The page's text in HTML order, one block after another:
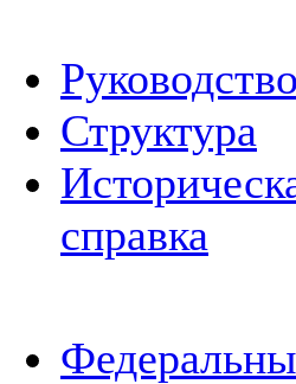
Руководство
Структура
справка